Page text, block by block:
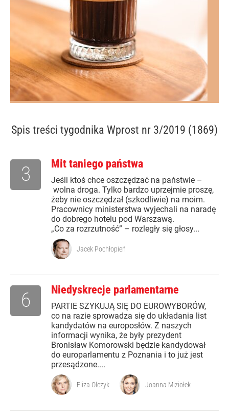
Spis treści tygodnika Wprost nr 3/2019 (1869)
Mit taniego państwa
Jeśli ktoś chce oszczędzać na państwie –
wolna droga. Tylko bardzo uprzejmie proszę,
żeby nie oszczędzał (szkodliwie) na moim.
Pracownicy ministerstwa wyjechali na naradę
do dobrego hotelu pod Warszawą.
„Co za rozrzutność” – rozległy się głosy...
3
Jacek Pochłopień
Niedyskrecje parlamentarne
PARTIE SZYKUJĄ SIĘ DO EUROWYBORÓW,
co na razie sprowadza się do układania list
kandydatów na europosłów. Z naszych
informacji wynika, że były prezydent
Bronisław Komorowski będzie kandydował
do europarlamentu z Poznania i to już jest
przesądzone....
6
Eliza Olczyk Joanna Miziołek